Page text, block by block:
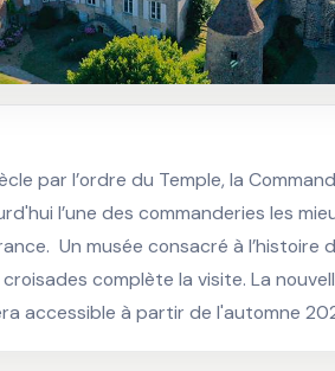
par l’ordre du Temple, la
l’une des commanderies les
Un musée consacré à l’histoire
complète la visite. La
accessible à partir de l'automne